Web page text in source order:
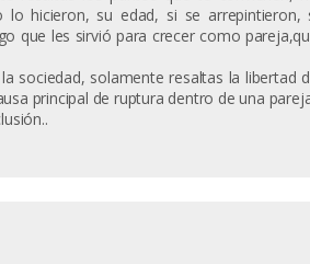
hicieron, su edad, si se arrepintieron,
que les sirvió para crecer como
sociedad, solamente resaltas la libertad
principal de ruptura dentro de una